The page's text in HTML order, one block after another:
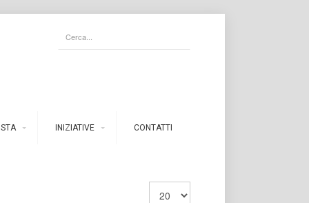
INIZIATIVE CONTATTI